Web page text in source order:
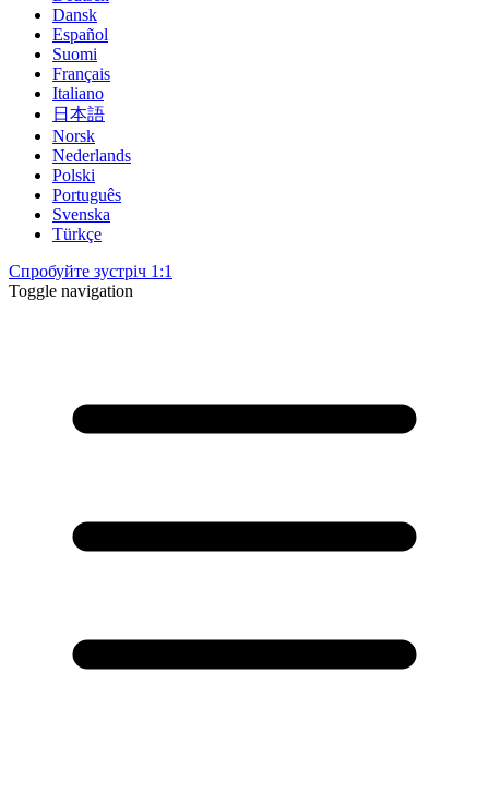
Dansk
Español
Suomi
Français
Italiano
日本語
Norsk
Nederlands
Polski
Português
Svenska
Türkçe
Спробуйте зустріч 1:1
Toggle navigation